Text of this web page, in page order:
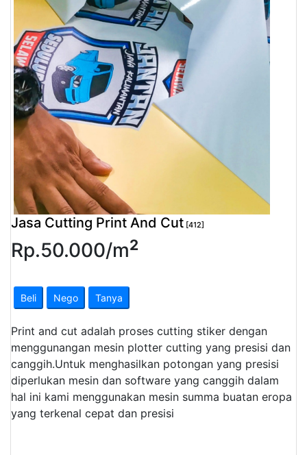
Pembayaran
Pendapatan
Fee
Ganti
Password
Logout
Jasa Cutting Print And Cut [412]
Rp.50.000/m2
Beli Nego Tanya
Print and cut adalah proses cutting stiker dengan
menggunangan mesin plotter cutting yang presisi dan
canggih.Untuk menghasilkan potongan yang presisi
diperlukan mesin dan software yang canggih dalam
hal ini kami menggunakan mesin summa buatan eropa
yang terkenal cepat dan presisi